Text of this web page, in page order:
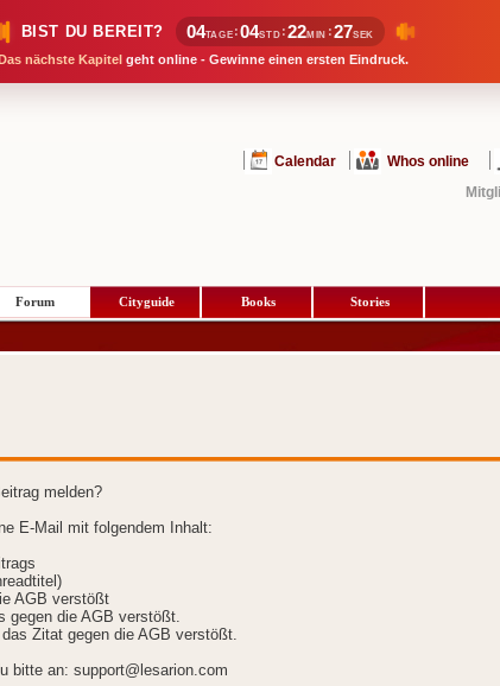
BIST DU BEREIT? 04TAGE :04STD :22MIN :27SEK
nächste Kapitel geht online - Gewinne einen ersten Eindruck.
Calendar Whos online
Forum Cityguide Books Stories
melden?
E-Mail mit folgendem Inhalt:
AGB verstößt
gegen die AGB verstößt.
Zitat gegen die AGB verstößt.
bitte an: support@lesarion.com